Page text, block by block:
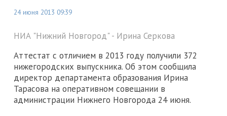
24 июня 2013 09:39
НИА "Нижний Новгород" - Ирина Серкова
Аттестат с отличием в 2013 году получили 372
нижегородских выпускника. Об этом сообщила
директор департамента образования Ирина
Тарасова на оперативном совещании в
администрации Нижнего Новгорода 24 июня.